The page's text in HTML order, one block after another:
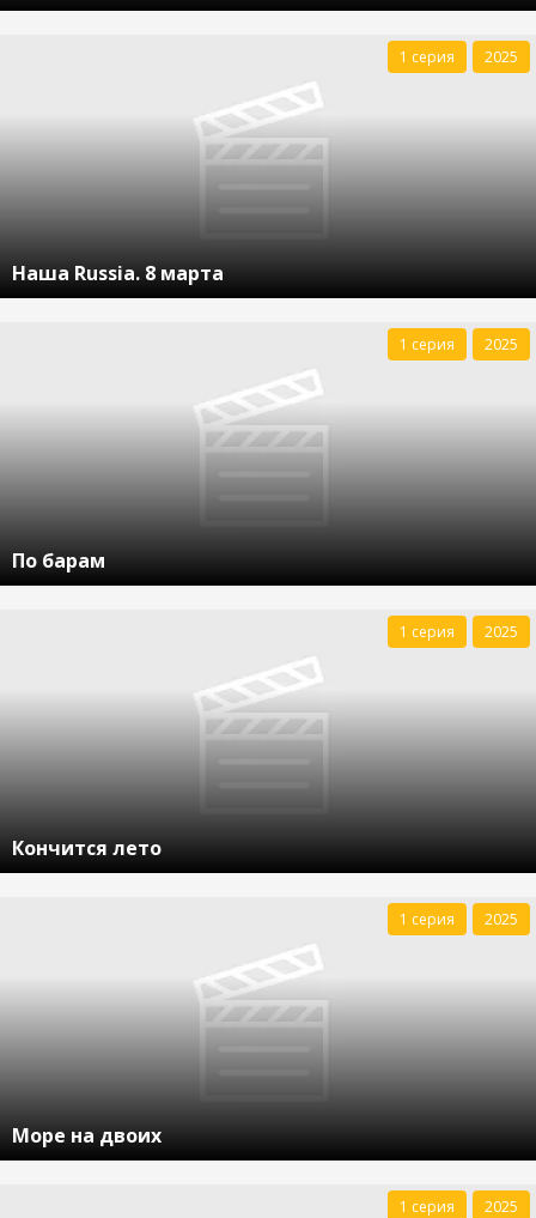
Наша Russia. 8 марта
1 серия 2025
По барам
1 серия 2025
Кончится лето
1 серия 2025
Море на двоих
1 серия 2025
1 серия 2025